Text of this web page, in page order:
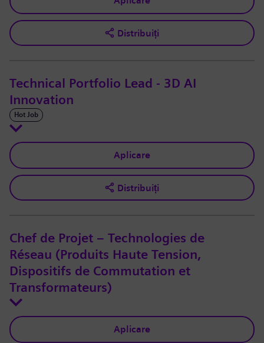
Distribuiți
Technical Portfolio Lead - 3D AI
Innovation
Hot Job
Aplicare
Distribuiți
Chef de Projet – Technologies de
Réseau (Produits Haute Tension,
Dispositifs de Commutation et
Transformateurs)
Aplicare